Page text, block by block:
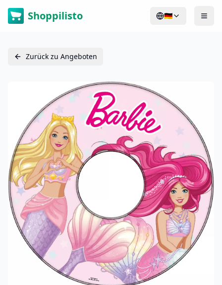
Shoppilisto 🇩🇪
Zurück zu Angeboten